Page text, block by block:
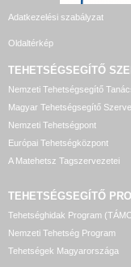
Adatkezelési szabályzat
Oldaltérkép
TEHETSÉGSEGÍTŐ
Nemzeti Tehetségsegítő
Magyar Tehetségsegítő
Nemzeti Tehetségpont
Európai Tehetségközpont
A Matehetsz Tagszervezetei
TEHETSÉGSEGÍTŐ
Tehetséghidak Program
Nemzeti Tehetség Program
Tehetségek Magyarországa